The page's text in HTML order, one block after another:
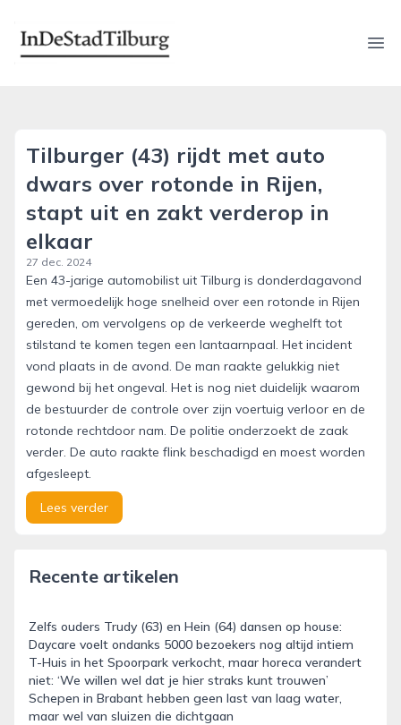
indestadtilburg.nl
Tilburger (43) rijdt met auto
dwars over rotonde in Rijen,
stapt uit en zakt verderop in
elkaar
27 dec. 2024
Een 43-jarige automobilist uit Tilburg is donderdagavond
met vermoedelijk hoge snelheid over een rotonde in Rijen
gereden, om vervolgens op de verkeerde weghelft tot
stilstand te komen tegen een lantaarnpaal. Het incident
vond plaats in de avond. De man raakte gelukkig niet
gewond bij het ongeval. Het is nog niet duidelijk waarom
de bestuurder de controle over zijn voertuig verloor en de
rotonde rechtdoor nam. De politie onderzoekt de zaak
verder. De auto raakte flink beschadigd en moest worden
afgesleept.
Lees verder
Recente artikelen
Zelfs ouders Trudy (63) en Hein (64) dansen op house:
Daycare voelt ondanks 5000 bezoekers nog altijd intiem
T-Huis in het Spoorpark verkocht, maar horeca verandert
niet: ‘We willen wel dat je hier straks kunt trouwen’
Schepen in Brabant hebben geen last van laag water,
maar wel van sluizen die dichtgaan